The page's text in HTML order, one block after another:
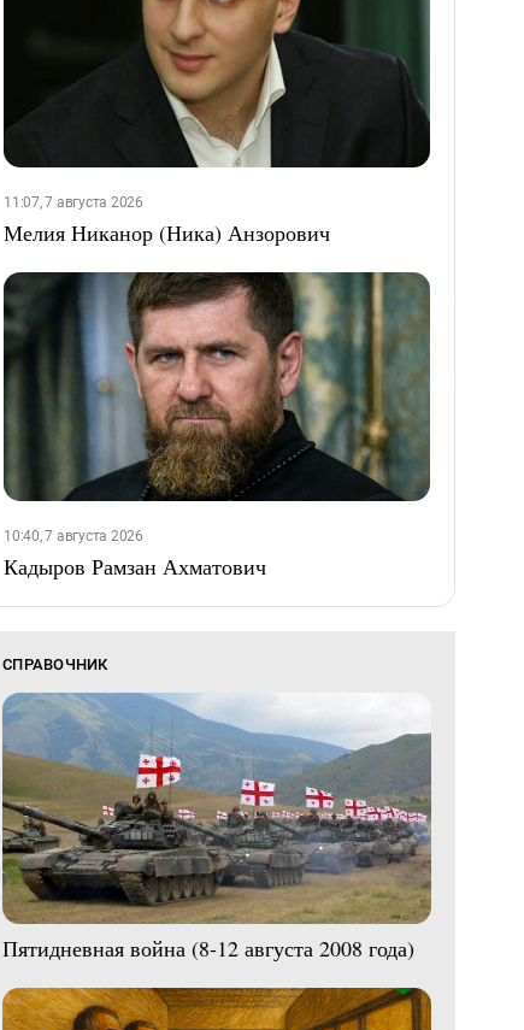
11:07, 7 августа 2026
Мелия Никанор (Ника) Анзорович
10:40, 7 августа 2026
Кадыров Рамзан Ахматович
СПРАВОЧНИК
Пятидневная война (8-12 августа 2008 года)